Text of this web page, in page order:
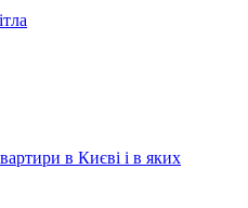
в Києві і в яких